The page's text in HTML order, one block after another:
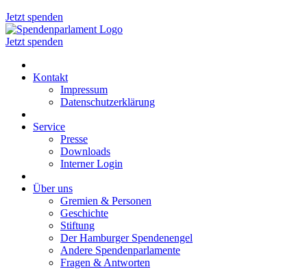
Jetzt spenden
Jetzt spenden
Kontakt
Impressum
Datenschutzerklärung
Service
Presse
Downloads
Interner Login
Über uns
Gremien & Personen
Geschichte
Stiftung
Der Hamburger Spendenengel
Andere Spendenparlamente
Fragen & Antworten